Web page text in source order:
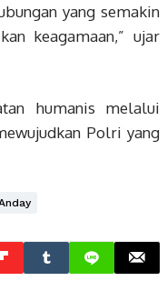
yang semakin
keagamaan,” ujar
humanis melalui
Polri yang